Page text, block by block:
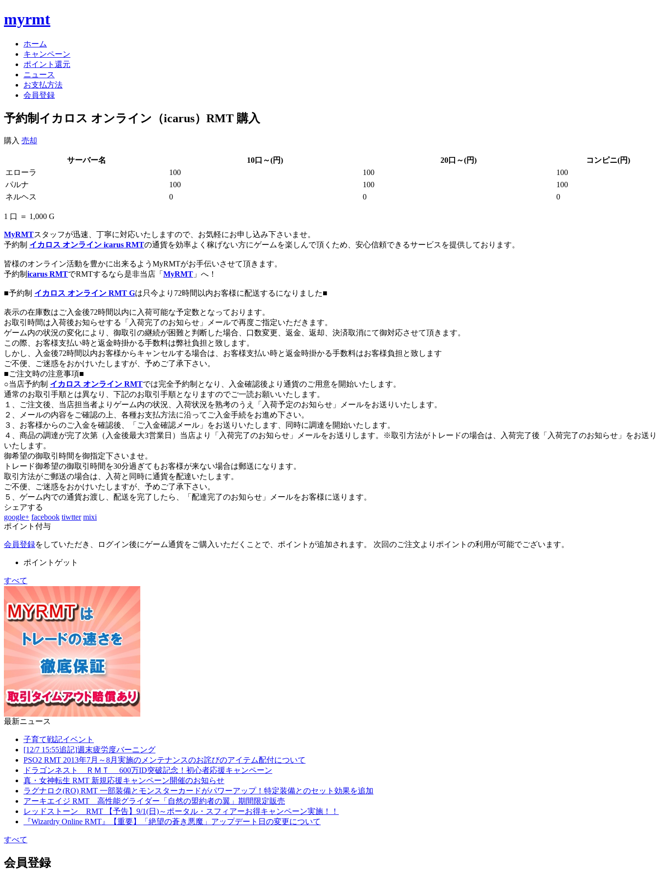
myrmt
ホーム
キャンペーン
ポイント還元
ニュース
お支払方法
会員登録
予約制イカロス オンライン（icarus）RMT 購入
購入 売却
サーバー名 10口～(円) 20口～(円)
コンピニ(円)
エローラ
100 100
100
パルナ
100 100
100
ネルヘス
0 0 0
1 口 ＝ 1,000 G
MyRMTスタッフが迅速、丁寧に対応いたしますので、お気軽にお申し込み下さいませ。
予約制 イカロス オンライン icarus RMTの通貨を効率よく稼げない方にゲームを楽しんで頂くため、安心信頼できるサービスを提供しております。
皆様のオンライン活動を豊かに出来るようMyRMTがお手伝いさせて頂きます。
予約制 icarus RMTでRMTするなら是非当店「 MyRMT 」へ！
■予約制 イカロス オンライン RMT Gは只今より72時間以内お客様に配送するになりました■
表示の在庫数はご入金後72時間以内に入荷可能な予定数となっております。
お取引時間は入荷後お知らせする「入荷完了のお知らせ」メールで再度ご指定いただきます。
ゲーム内の状況の変化により、御取引の継続が困難と判断した場合、口数変更、返金、返却、決済取消にて御対応させて頂きます。
この際、お客様支払い時と返金時掛かる手数料は弊社負担と致します。
しかし、入金後72時間以内お客様からキャンセルする場合は、お客様支払い時と返金時掛かる手数料はお客様負担と致します
ご不便、ご迷惑をおかけいたしますが、予めご了承下さい。
■ご注文時の注意事項■
○当店予約制 イカロス オンライン RMTでは完全予約制となり、入金確認後より通貨のご用意を開始いたします。
通常のお取引手順とは異なり、下記のお取引手順となりますのでご一読お願いいたします。
１、ご注文後、当店担当者よりゲーム内の状況、入荷状況を熟考のうえ「入荷予定のお知らせ」メールをお送りいたします。
２、メールの内容をご確認の上、各種お支払方法に沿ってご入金手続をお進め下さい。
３、お客様からのご入金を確認後、「ご入金確認メール」をお送りいたします、同時に調達を開始いたします。
４、商品の調達が完了次第（入金後最大3営業日）当店より「入荷完了のお知らせ」メールをお送りします。※取引方法がトレードの場合は、入荷完了後「入荷完了のお知らせ」をお送り
いたします。
御希望の御取引時間を御指定下さいませ。
トレード御希望の御取引時間を30分過ぎてもお客様が来ない場合は郵送になります。
取引方法がご郵送の場合は、入荷と同時に通貨を配達いたします。
ご不便、ご迷惑をおかけいたしますが、予めご了承下さい。
５、ゲーム内での通貨お渡し、配送を完了したら、「配達完了のお知らせ」メールをお客様に送ります。
シェアする
google+ facebook tiwtter mixi
ポイント付与
会員登録をしていただき、ログイン後にゲーム通貨をご購入いただくことで、ポイントが追加されます。 次回のご注文よりポイントの利用が可能でございます。
ポイントゲット
すべて
最新ニュース
子育て戦記イベント
[12/7 15:55追記]週末疲労度バーニング
PSO2 RMT 2013年7月～8月実施のメンテナンスのお詫びのアイテム配付について
ドラゴンネスト ＲＭＴ 600万ID突破記念！初心者応援キャンペーン
真・女神転生 RMT 新規応援キャンペーン開催のお知らせ
ラグナロク(RO) RMT 一部装備とモンスターカードがパワーアップ！特定装備とのセット効果を追加
アーキエイジ RMT 高性能グライダー「自然の盟約者の翼」期間限定販売
レッドストーン RMT 【予告】9/1(日)～ポータル・スフィアーお得キャンペーン実施！！
『Wizardry Online RMT』【重要】「絶望の蒼き悪魔」アップデート日の変更について
すべて
会員登録